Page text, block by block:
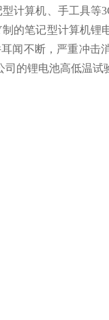
计算机、手工具等
的笔记型计算机
闻不断，严重冲
的锂电池高低温